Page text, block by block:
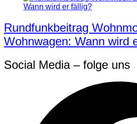
Rundfunkbeitrag
Wohnwagen: Wann wird
Social Media – folge uns